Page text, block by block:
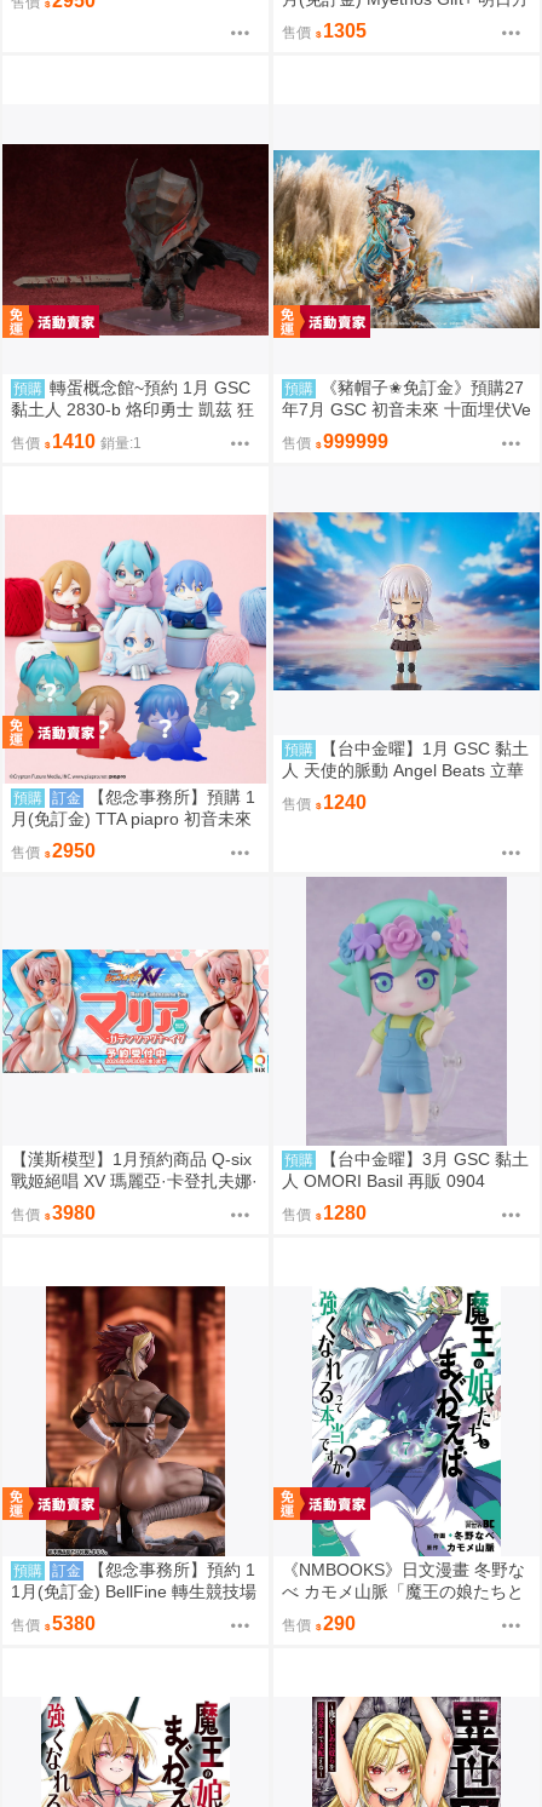
集 中盒 0829
舟 純燼艾雅法拉 後來的故事Ver
1/8 1011
售價 1305
預購 轉蛋概念館~預約 1月 GSC
黏土人 2830-b 烙印勇士 凱茲 狂
戰士鎧甲Ver. BLOOD EDITION
售價 1410 銷量:1
預購
《豬帽子✬免訂金》預購27
年7月 GSC 初音未來 十面埋伏Ve
r 1/7 再販 0906
售價 999999
預購 訂金
【怨念事務所】預購 1
月(免訂金) TTA piapro 初音未來
PERIHAPI! 換裝小公仔集2 中盒
0829
售價 2950
預購
【台中金曜】1月 GSC 黏土
人 天使的脈動 Angel Beats 立華
奏 再版 0904
售價 1240
【漢斯模型】1月預約商品 Q-six
戰姬絕唱 XV 瑪麗亞·卡登扎夫娜·
伊芙 通常版 油光版 1/7 PVC
售價 3980
預購
【台中金曜】3月 GSC 黏土
人 OMORI Basil 再販 0904
售價 1280
預購 訂金
【怨念事務所】預約 1
1月(免訂金) BellFine 轉生競技場
瑪爾 巴洛克 1/6 0830
售價 5380
《NMBOOKS》日文漫畫 冬野な
べ カモメ山脈「魔王の娘たちと
まぐわえば強くなれるって本当
ですか？ (7)」
售價 290